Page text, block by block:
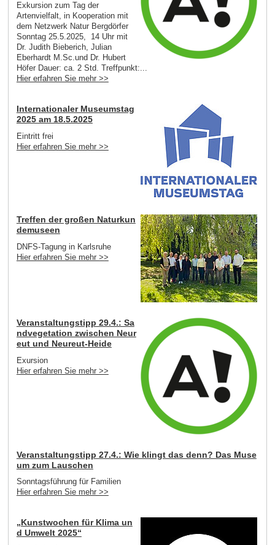
Exkursion zum Tag der
Artenvielfalt, in Kooperation mit
dem Netzwerk Natur Bergdörfer
Sonntag 25.5.2025, 14 Uhr mit
Dr. Judith Bieberich, Julian
Eberhardt M.Sc.und Dr. Hubert
Höfer Dauer: ca. 2 Std. Treffpunkt:...
Hier erfahren Sie mehr >>
Internationaler Museumstag
2025 am 18.5.2025
Eintritt frei
Hier erfahren Sie mehr >>
Treffen der großen Naturkun
demuseen
DNFS-Tagung in Karlsruhe
Hier erfahren Sie mehr >>
Veranstaltungstipp 29.4.: Sa
ndvegetation zwischen Neur
eut und Neureut-Heide
Exursion
Hier erfahren Sie mehr >>
Veranstaltungstipp 27.4.: Wie klingt das denn? Das Muse
um zum Lauschen
Sonntagsführung für Familien
Hier erfahren Sie mehr >>
„Kunstwochen für Klima un
d Umwelt 2025“